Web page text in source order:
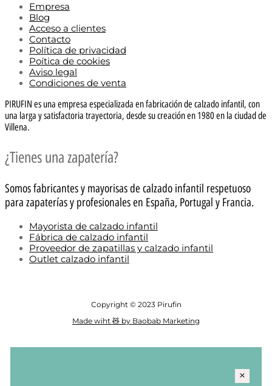
Empresa
Blog
Acceso a clientes
Contacto
Política de privacidad
Poítica de cookies
Aviso legal
Condiciones de venta
PIRUFIN es una empresa especializada en fabricación de calzado infantil, con
una larga y satisfactoria trayectoria, desde su creación en 1980 en la ciudad de
Villena.
¿Tienes una zapatería?
Somos fabricantes y mayorisas de calzado infantil respetuoso
para zapaterías y profesionales en España, Portugal y Francia.
Mayorista de calzado infantil
Fábrica de calzado infantil
Proveedor de zapatillas y calzado infantil
Outlet calzado infantil
Copyright © 2023 Pirufin
Made wiht 🧸 by Baobab Marketing